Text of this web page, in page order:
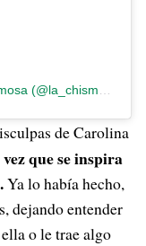
de Carolina
que se inspira
Ya lo había hecho,
dejando entender
o le trae algo